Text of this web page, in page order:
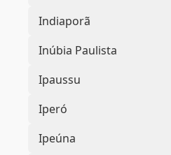
Indiaporã
Inúbia Paulista
Ipaussu
Iperó
Ipeúna